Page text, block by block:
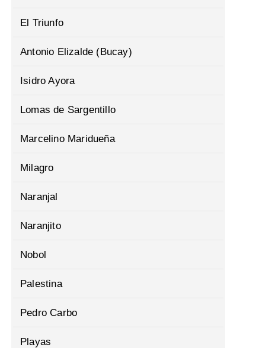
El Triunfo
Antonio Elizalde (Bucay)
Isidro Ayora
Lomas de Sargentillo
Marcelino Maridueña
Milagro
Naranjal
Naranjito
Nobol
Palestina
Pedro Carbo
Playas